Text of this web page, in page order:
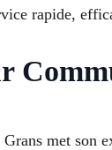
rapide,
met